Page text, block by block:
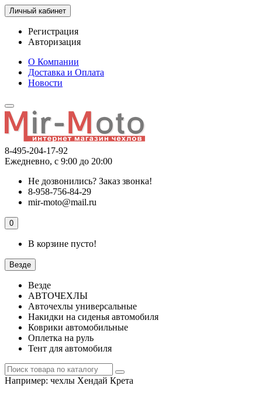
Личный кабинет
Регистрация
Авторизация
О Компании
Доставка и Оплата
Новости
8-495-204-17-92
Ежедневно, с 9:00 до 20:00
Не дозвонились? Заказ звонка!
8-958-756-84-29
mir-moto@mail.ru
0
В корзине пусто!
Везде
Везде
АВТОЧЕХЛЫ
Авточехлы универсальные
Накидки на сиденья автомобиля
Коврики автомобильные
Оплетка на руль
Тент для автомобиля
Например: чехлы Хендай Крета